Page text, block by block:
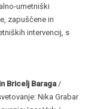
umetniški
zapuščene in
intervencij, s
Bricelj Baraga/
Nika Grabar